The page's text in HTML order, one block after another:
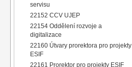
servisu
22152 CCV UJEP
22154 Oddělení rozvoje a
digitalizace
22160 Útvary prorektora pro projekty
ESIF
22161 Prorektor pro projekty ESIF